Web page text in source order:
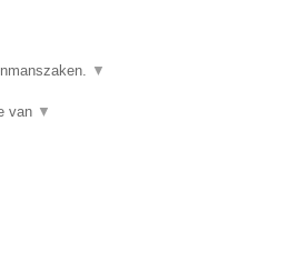
▼
van ▼